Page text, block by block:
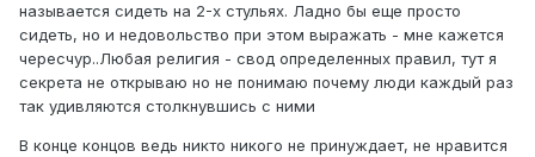
называется сидеть на 2-х стульях. Ладно бы еще просто
сидеть, но и недовольство при этом выражать - мне кажется
чересчур..Любая религия - свод определенных правил, тут я
секрета не открываю но не понимаю почему люди каждый раз
так удивляются столкнувшись с ними
В конце концов ведь никто никого не принуждает, не нравится